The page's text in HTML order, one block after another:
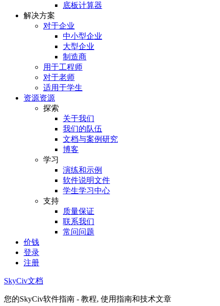
底板计算器
解决方案
对于企业
中小型企业
大型企业
制造商
用于工程师
对于老师
适用于学生
资源资源
探索
关于我们
我们的队伍
文档与案例研究
博客
学习
演练和示例
软件说明文件
学生学习中心
支持
质量保证
联系我们
常问问题
价钱
登录
注册
SkyCiv文档
您的SkyCiv软件指南 - 教程, 使用指南和技术文章